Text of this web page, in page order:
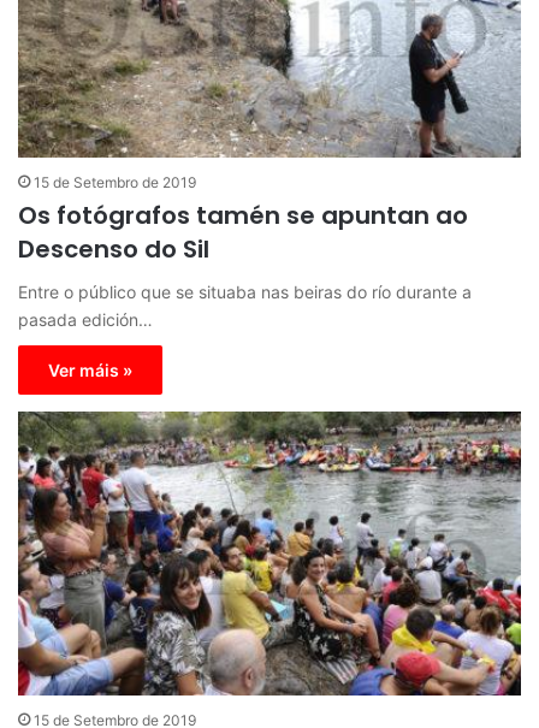
15 de Setembro de 2019
Os fotógrafos tamén se apuntan ao
Descenso do Sil
Entre o público que se situaba nas beiras do río durante a
pasada edición…
Ver máis »
15 de Setembro de 2019